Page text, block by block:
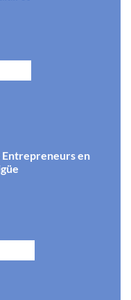
Entrepreneurs en